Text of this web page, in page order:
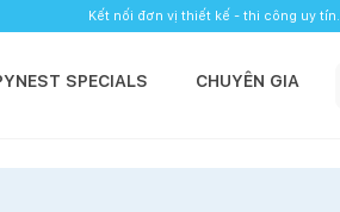
Kết nối đơn vị thiết kế - thi công uy tín.
SPECIALS CHUYÊN GIA